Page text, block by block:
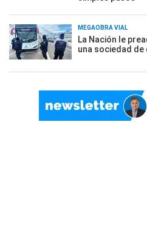
MEGAOBRA VIAL
La Nación le
una sociedad de